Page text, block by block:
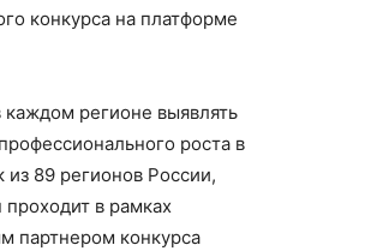
конкурса на платформе
регионе выявлять
роста в
89 регионов России,
в рамках
партнером конкурса